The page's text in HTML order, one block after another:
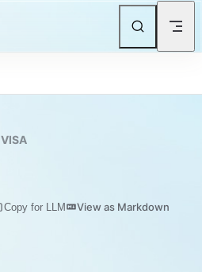
VISA
Copy for LLM View as Markdown